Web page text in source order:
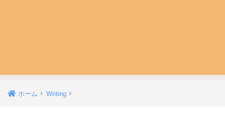
ホーム Writing